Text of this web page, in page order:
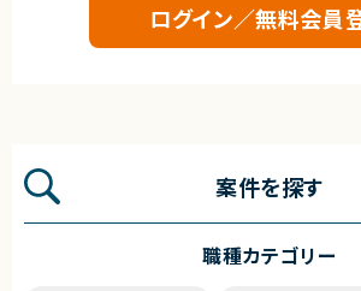
ログイン／無料会員
案件を探す
職種カテゴリー